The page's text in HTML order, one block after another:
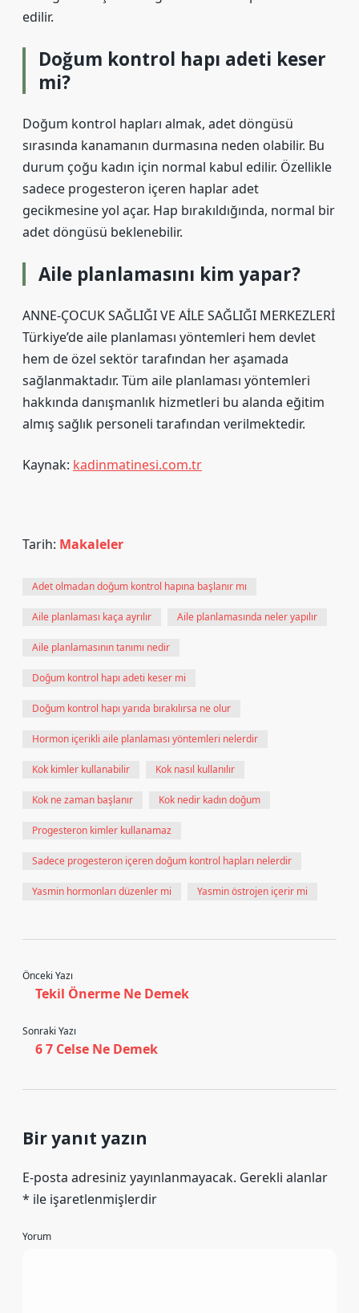
edilir.
Doğum kontrol hapı adeti keser
mi?
Doğum kontrol hapları almak, adet döngüsü
sırasında kanamanın durmasına neden olabilir. Bu
durum çoğu kadın için normal kabul edilir. Özellikle
sadece progesteron içeren haplar adet
gecikmesine yol açar. Hap bırakıldığında, normal bir
adet döngüsü beklenebilir.
Aile planlamasını kim yapar?
ANNE-ÇOCUK SAĞLIĞI VE AİLE SAĞLIĞI MERKEZLERİ
Türkiye’de aile planlaması yöntemleri hem devlet
hem de özel sektör tarafından her aşamada
sağlanmaktadır. Tüm aile planlaması yöntemleri
hakkında danışmanlık hizmetleri bu alanda eğitim
almış sağlık personeli tarafından verilmektedir.
Kaynak: kadinmatinesi.com.tr
Tarih: Makaleler
Adet olmadan doğum kontrol hapına başlanır mı
Aile planlaması kaça ayrılır Aile planlamasında neler yapılır
Aile planlamasının tanımı nedir
Doğum kontrol hapı adeti keser mi
Doğum kontrol hapı yarıda bırakılırsa ne olur
Hormon içerikli aile planlaması yöntemleri nelerdir
Kok kimler kullanabilir Kok nasıl kullanılır
Kok ne zaman başlanır Kok nedir kadın doğum
Progesteron kimler kullanamaz
Sadece progesteron içeren doğum kontrol hapları nelerdir
Yasmin hormonları düzenler mi Yasmin östrojen içerir mi
Önceki Yazı
Tekil Önerme Ne Demek
Sonraki Yazı
6 7 Celse Ne Demek
Bir yanıt yazın
E-posta adresiniz yayınlanmayacak. Gerekli alanlar
* ile işaretlenmişlerdir
Yorum